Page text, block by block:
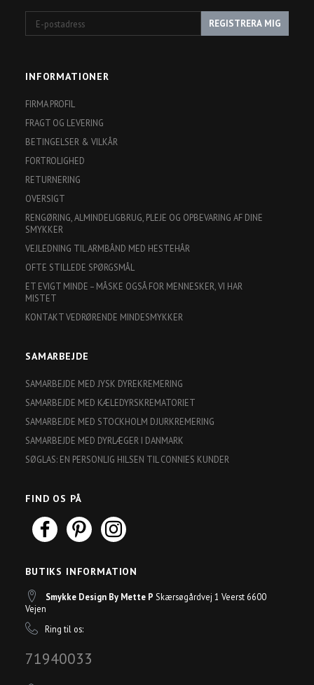
postadress
REGISTRERA MIG
INFORMATIONER
FIRMA PROFIL
FRAGT OG LEVERING
BETINGELSER & VILKÅR
FORTROLIGHED
RETURNERING
OVERSIGT
RENGØRING, ALMINDELIGBRUG, PLEJE OG OPBEVARING AF DINE
SMYKKER
VEJLEDNING TIL ARMBÅND MED HESTEHÅR
OFTE STILLEDE SPØRGSMÅL
ET EVIGT MINDE – MÅSKE OGSÅ FOR MENNESKER, VI HAR
MISTET
KONTAKT VEDRØRENDE MINDESMYKKER
SAMARBEJDE
SAMARBEJDE MED JYSK DYREKREMERING
SAMARBEJDE MED KÆLEDYRSKREMATORIET
SAMARBEJDE MED STOCKHOLM DJURKREMERING
SAMARBEJDE MED DYRLÆGER I DANMARK
SØGLAS: EN PERSONLIG HILSEN TIL CONNIES KUNDER
FIND OS PÅ
BUTIKS INFORMATION
Smykke Design By Mette P Skærsøgårdvej 1 Veerst 6600
Vejen
Ring til os:
71940033